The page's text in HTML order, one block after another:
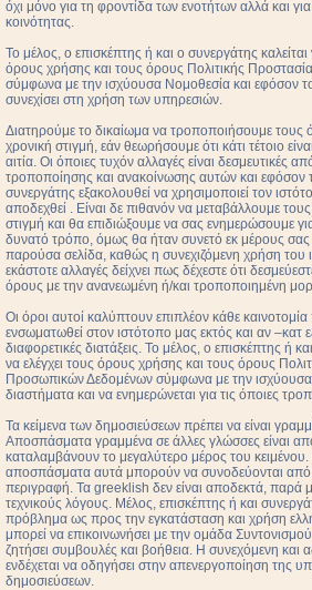
όχι μόνο για τη φροντίδα των ενοτήτων αλλά και
κοινότητας.
Το μέλος, ο επισκέπτης ή και ο συνεργάτης
όρους χρήσης και τους όρους Πολιτικής
σύμφωνα με την ισχύουσα Νομοθεσία και εφόσον
συνεχίσει στη χρήση των υπηρεσιών.
Διατηρούμε το δικαίωμα να τροποποιήσουμε
χρονική στιγμή, εάν θεωρήσουμε ότι κάτι τέτοιο
αιτία. Οι όποιες τυχόν αλλαγές είναι δεσμευτικές
τροποποίησης και ανακοίνωσης αυτών και εφόσον
συνεργάτης εξακολουθεί να χρησιμοποιεί τον
αποδεχθεί . Είναι δε πιθανόν να μεταβάλλουμε
στιγμή και θα επιδιώξουμε να σας ενημερώσουμε
δυνατό τρόπο, όμως θα ήταν συνετό εκ μέρους σας
παρούσα σελίδα, καθώς η συνεχιζόμενη χρήση του
εκάστοτε αλλαγές δείχνει πως δέχεστε ότι
όρους με την ανανεωμένη ή/και τροποποιημένη
Οι όροι αυτοί καλύπτουν επιπλέον κάθε καινοτομία
ενσωματωθεί στον ιστότοπο μας εκτός και αν –κατ
διαφορετικές διατάξεις. Το μέλος, ο επισκέπτης ή
να ελέγχει τους όρους χρήσης και τους όρους
Προσωπικών Δεδομένων σύμφωνα με την ισχύουσα
διαστήματα και να ενημερώνεται για τις όποιες
Τα κείμενα των δημοσιεύσεων πρέπει να είναι
Αποσπάσματα γραμμένα σε άλλες γλώσσες είναι
καταλαμβάνουν το μεγαλύτερο μέρος του κειμένου.
αποσπάσματα αυτά μπορούν να συνοδεύονται
περιγραφή. Τα greeklish δεν είναι αποδεκτά, παρά
τεχνικούς λόγους. Μέλος, επισκέπτης ή και
πρόβλημα ως προς την εγκατάσταση και χρήση
μπορεί να επικοινωνήσει με την ομάδα
ζητήσει συμβουλές και βοήθεια. Η συνεχόμενη και
ενδέχεται να οδηγήσει στην απενεργοποίηση της
δημοσιεύσεων.